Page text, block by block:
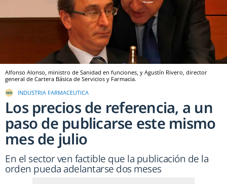
Alfonso Alonso, ministro de Sanidad en funciones, y Agustín Rivero, director
general de Cartera Básica de Servicios y Farmacia.
INDUSTRIA FARMACEUTICA
Los precios de referencia, a un
paso de publicarse este mismo
mes de julio
En el sector ven factible que la publicación de la
orden pueda adelantarse dos meses